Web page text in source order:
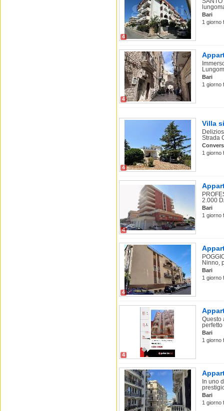
4
Bari
1 giorno
4
Bari
1 giorno
4
Villa
Strada
1 giorno
4
2.000
Bari
1 giorno
4
Ninno,
Bari
1 giorno
4
Questo
perfetto
Bari
1 giorno
In uno
Bari
1 giorno